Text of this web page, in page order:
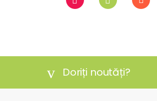
Doriți noutăți?